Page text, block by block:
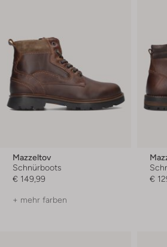
Mazzeltov
Schnürboots
€ 149,99
+ mehr farben
€